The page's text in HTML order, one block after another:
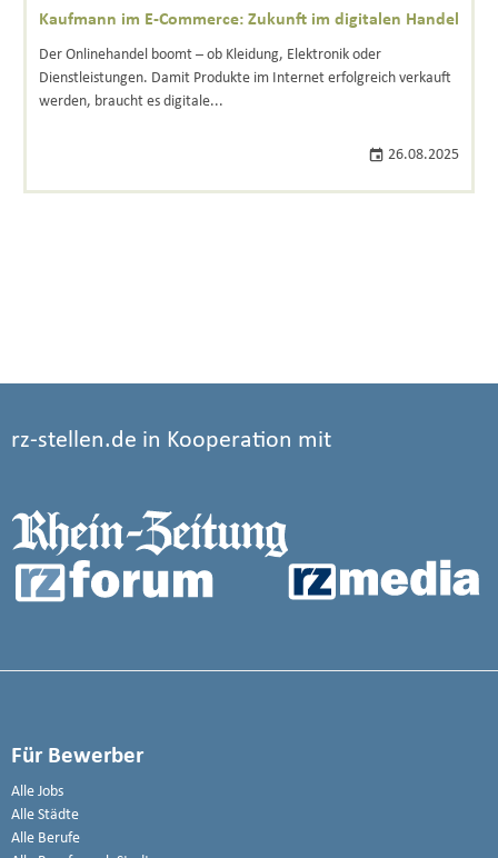
Kaufmann im E-Commerce: Zukunft im digitalen Handel
Der Onlinehandel boomt – ob Kleidung, Elektronik oder
Dienstleistungen. Damit Produkte im Internet erfolgreich verkauft
werden, braucht es digitale...
26.08.2025
rz-stellen.de in Kooperation mit
Für Bewerber
Alle Jobs
Alle Städte
Alle Berufe